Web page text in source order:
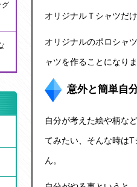
グ
オリジナルＴシャツだ
オリジナルのポロシャ
ャツを作ることになり
意外と簡単自
自分が考えた絵や柄な
てみたい、そんな時はT
ん。